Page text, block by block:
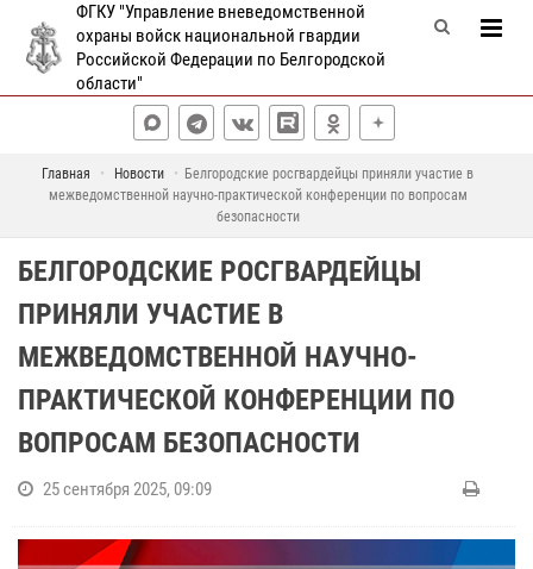
ФГКУ "Управление вневедомственной
охраны войск национальной гвардии
Российской Федерации по Белгородской
области"
Главная Новости
Белгородские росгвардейцы приняли участие в
межведомственной научно-практической конференции по вопросам
безопасности
БЕЛГОРОДСКИЕ РОСГВАРДЕЙЦЫ
ПРИНЯЛИ УЧАСТИЕ В
МЕЖВЕДОМСТВЕННОЙ НАУЧНО-
ПРАКТИЧЕСКОЙ КОНФЕРЕНЦИИ ПО
ВОПРОСАМ БЕЗОПАСНОСТИ
25 сентября 2025, 09:09